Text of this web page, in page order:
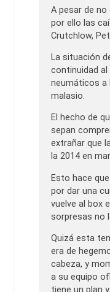
A pesar de
por ello las
Crutchlow,
La situación
continuidad
neumáticos a
malasio.
El hecho de
sepan
extrañar que
la 2014 en
Esto hace
por dar una
vuelve al box
sorpresas no
Quizá esta
era de
cabeza, y
a su equipo